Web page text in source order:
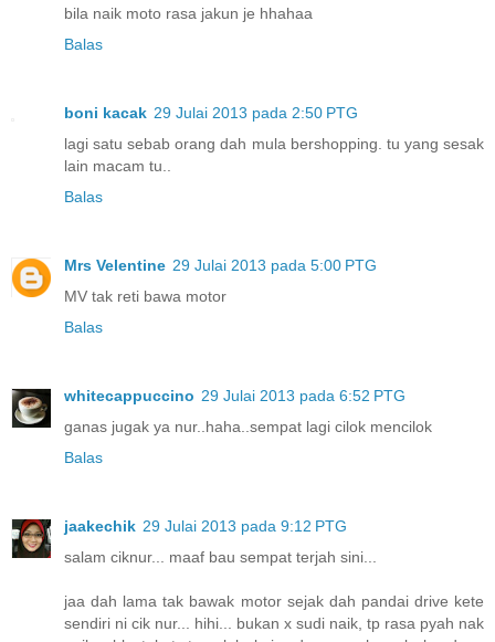
bila naik moto rasa jakun je hhahaa
Balas
boni kacak 29 Julai 2013 pada 2:50 PTG
lagi satu sebab orang dah mula bershopping. tu yang sesak
lain macam tu..
Balas
Mrs Velentine 29 Julai 2013 pada 5:00 PTG
MV tak reti bawa motor
Balas
whitecappuccino 29 Julai 2013 pada 6:52 PTG
ganas jugak ya nur..haha..sempat lagi cilok mencilok
Balas
jaakechik 29 Julai 2013 pada 9:12 PTG
salam ciknur... maaf bau sempat terjah sini...
jaa dah lama tak bawak motor sejak dah pandai drive kete
sendiri ni cik nur... hihi... bukan x sudi naik, tp rasa pyah nak